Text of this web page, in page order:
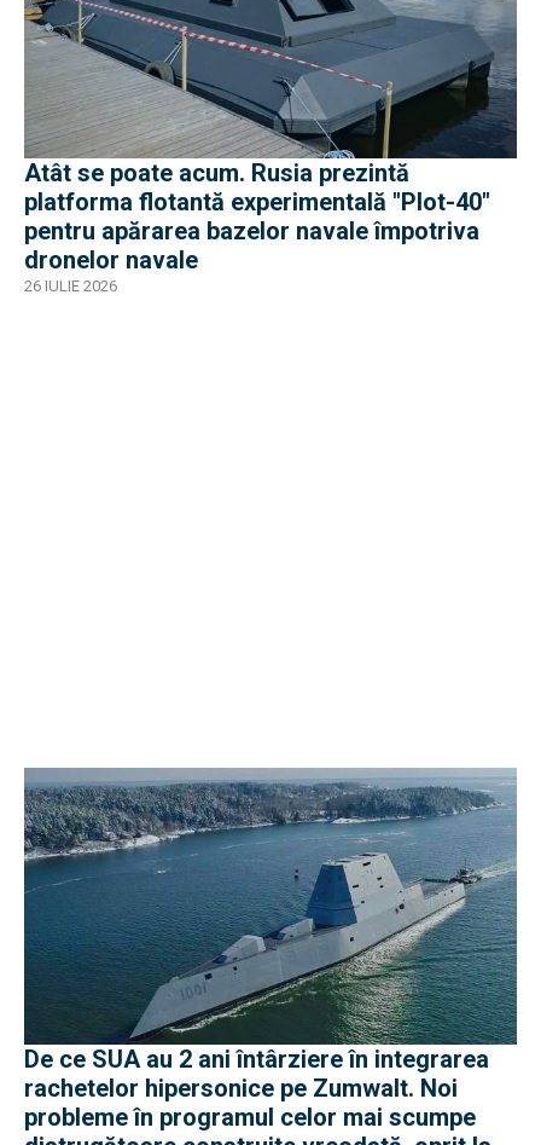
Atât se poate acum. Rusia prezintă
platforma flotantă experimentală "Plot-40"
pentru apărarea bazelor navale împotriva
dronelor navale
26 IULIE 2026
De ce SUA au 2 ani întârziere în integrarea
rachetelor hipersonice pe Zumwalt. Noi
probleme în programul celor mai scumpe